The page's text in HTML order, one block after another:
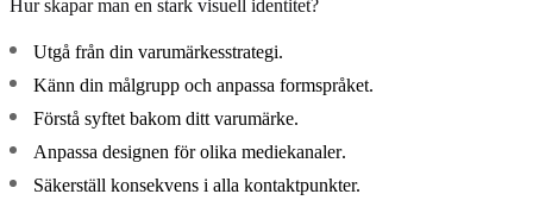
Hur skapar man en stark visuell identitet?
Utgå från din varumärkesstrategi.
Känn din målgrupp och anpassa formspråket.
Förstå syftet bakom ditt varumärke.
Anpassa designen för olika mediekanaler.
Säkerställ konsekvens i alla kontaktpunkter.